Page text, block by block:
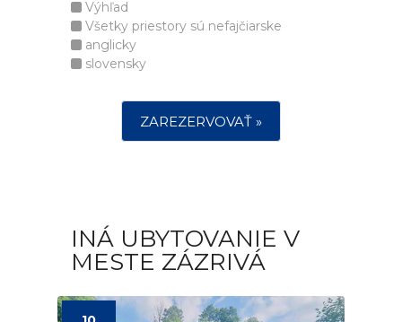
Výhľad
Všetky priestory sú nefajčiarske
anglicky
slovensky
ZAREZERVOVAŤ »
INÁ UBYTOVANIE V
MESTE ZÁZRIVÁ